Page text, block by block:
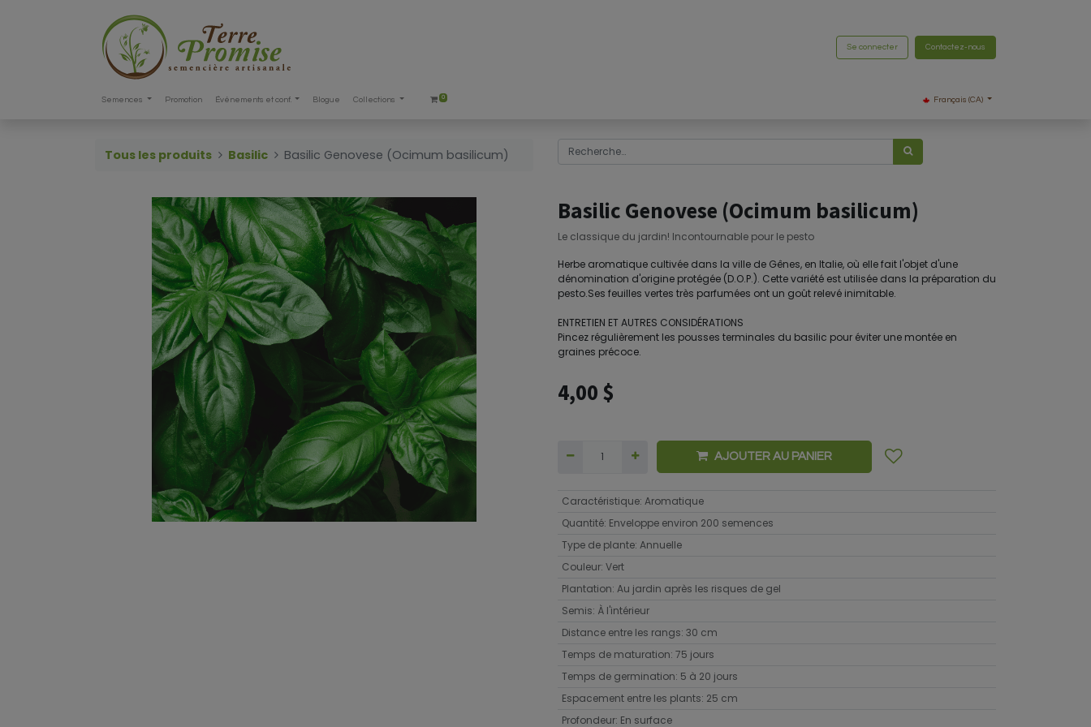
Se connecter Contactez-nous
Semences Promotion Événements et conf. Blogue Collections 0 Français (CA)
Tous les produits Basilic Basilic Genovese (Ocimum basilicum)
Basilic Genovese (Ocimum basilicum)
Le classique du jardin! Incontournable pour le pesto
Herbe aromatique cultivée dans la ville de Gênes, en Italie, où elle fait l'objet d'une
dénomination d'origine protégée (D.O.P.). Cette variété est utilisée dans la préparation du
pesto.Ses feuilles vertes très parfumées ont un goût relevé inimitable.
ENTRETIEN ET AUTRES CONSIDÉRATIONS
Pincez régulièrement les pousses terminales du basilic pour éviter une montée en
graines précoce.
4,00 $
AJOUTER AU PANIER
Caractéristique: Aromatique
Quantité: Enveloppe environ 200 semences
Type de plante: Annuelle
Couleur: Vert
Plantation: Au jardin après les risques de gel
Semis: À l'intérieur
Distance entre les rangs: 30 cm
Temps de maturation: 75 jours
Temps de germination: 5 à 20 jours
Espacement entre les plants: 25 cm
Profondeur: En surface